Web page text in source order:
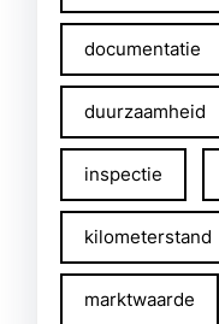
documentatie
duurzaamheid
inspectie
kilometerstand
marktwaarde